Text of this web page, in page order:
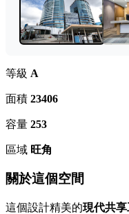
等級 A
面積 23406
容量 253
區域 旺角
關於這個空間
這個設計精美的現代共享